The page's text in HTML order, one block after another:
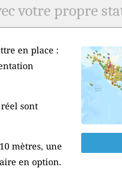
votre propre
en place :
sont
mètres, une
en option.